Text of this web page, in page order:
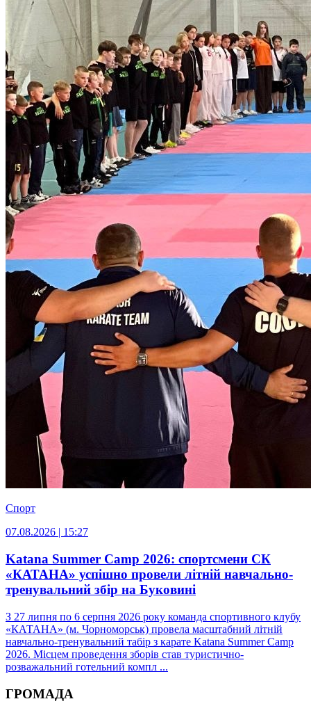
Спорт
07.08.2026 | 15:27
Katana Summer Camp 2026: спортсмени СК
«КАТАНА» успішно провели літній навчально-
тренувальний збір на Буковині
З 27 липня по 6 серпня 2026 року команда спортивного клубу
«КАТАНА» (м. Чорноморськ) провела масштабний літній
навчально-тренувальний табір з карате Katana Summer Camp
2026. Місцем проведення зборів став туристично-
розважальний готельний компл ...
ГРОМАДА